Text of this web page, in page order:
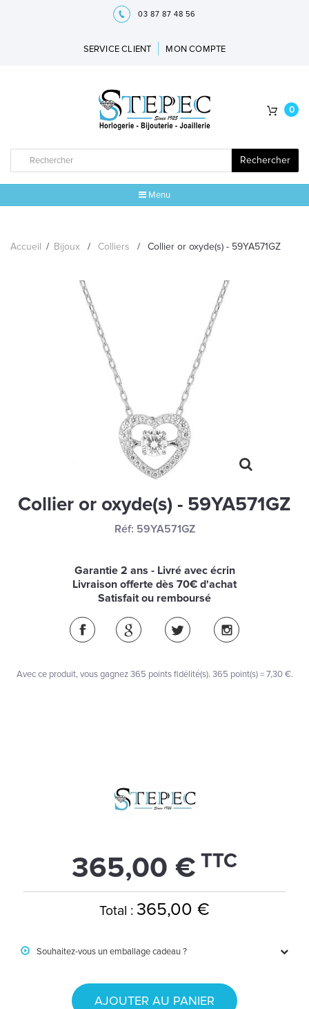
03 87 87 48 56
SERVICE CLIENT MON COMPTE
Rechercher
0
Menu
LES GEORGETTES
BONNES AFFAIRES
CARTES CADEAUX
IDÉE CADEAUX
QUI SOMMES NOUS
BLOG
Accueil / Bijoux / Colliers / Collier or oxyde(s) - 59YA571GZ
Collier or oxyde(s) - 59YA571GZ
Réf: 59YA571GZ
Garantie 2 ans - Livré avec écrin
Livraison offerte dès 70€ d'achat
Satisfait ou remboursé
Avec ce produit, vous gagnez365 points fidélité(s). 365 point(s) =7,30 €.
365,00 € TTC
Total : 365,00 €
Souhaitez-vous un emballage cadeau ?
AJOUTER AU PANIER